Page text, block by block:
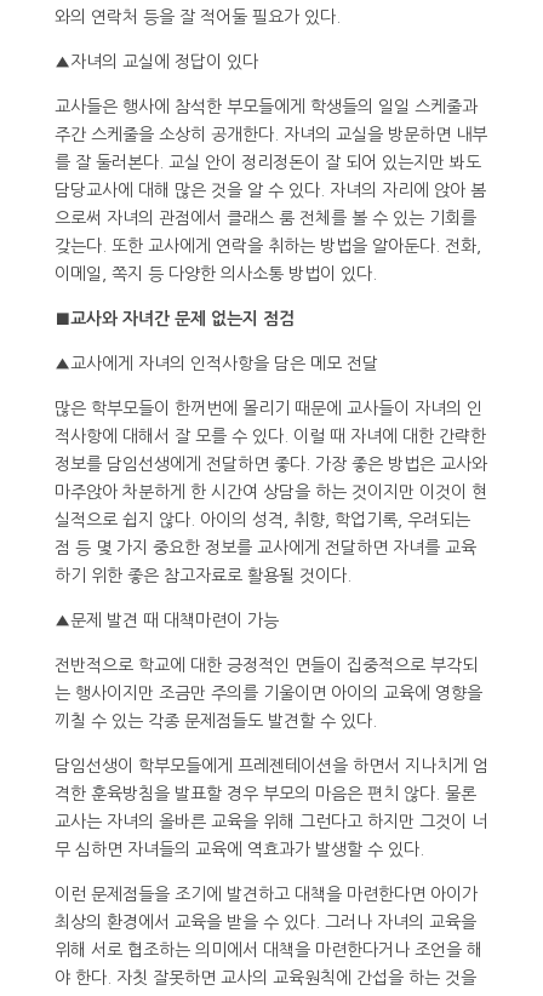
와의 연락처 등을 잘 적어둘 필요가 있다.
▲자녀의 교실에 정답이 있다
교사들은 행사에 참석한 부모들에게 학생들의 일일 스케줄과
주간 스케줄을 소상히 공개한다. 자녀의 교실을 방문하면 내부
를 잘 둘러본다. 교실 안이 정리정돈이 잘 되어 있는지만 봐도
담당교사에 대해 많은 것을 알 수 있다. 자녀의 자리에 앉아 봄
으로써 자녀의 관점에서 클래스 룸 전체를 볼 수 있는 기회를
갖는다. 또한 교사에게 연락을 취하는 방법을 알아둔다. 전화,
이메일, 쪽지 등 다양한 의사소통 방법이 있다.
■교사와 자녀간 문제 없는지 점검
▲교사에게 자녀의 인적사항을 담은 메모 전달
많은 학부모들이 한꺼번에 몰리기 때문에 교사들이 자녀의 인
적사항에 대해서 잘 모를 수 있다. 이럴 때 자녀에 대한 간략한
정보를 담임선생에게 전달하면 좋다. 가장 좋은 방법은 교사와
마주앉아 차분하게 한 시간여 상담을 하는 것이지만 이것이 현
실적으로 쉽지 않다. 아이의 성격, 취향, 학업기록, 우려되는
점 등 몇 가지 중요한 정보를 교사에게 전달하면 자녀를 교육
하기 위한 좋은 참고자료로 활용될 것이다.
▲문제 발견 때 대책마련이 가능
전반적으로 학교에 대한 긍정적인 면들이 집중적으로 부각되
는 행사이지만 조금만 주의를 기울이면 아이의 교육에 영향을
끼칠 수 있는 각종 문제점들도 발견할 수 있다.
담임선생이 학부모들에게 프레젠테이션을 하면서 지나치게 엄
격한 훈육방침을 발표할 경우 부모의 마음은 편치 않다. 물론
교사는 자녀의 올바른 교육을 위해 그런다고 하지만 그것이 너
무 심하면 자녀들의 교육에 역효과가 발생할 수 있다.
이런 문제점들을 조기에 발견하고 대책을 마련한다면 아이가
최상의 환경에서 교육을 받을 수 있다. 그러나 자녀의 교육을
위해 서로 협조하는 의미에서 대책을 마련한다거나 조언을 해
야 한다. 자칫 잘못하면 교사의 교육원칙에 간섭을 하는 것을